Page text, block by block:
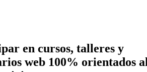
en cursos, talleres y
web 100% orientados